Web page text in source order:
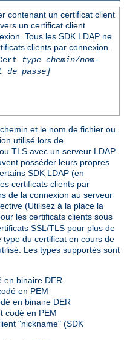
contenant un certificat client
un certificat client
Tous les SDK LDAP ne
clients par connexion.
type chemin/nom-
de passe]
et le nom de fichier ou
utilisé lors de
TLS avec un serveur LDAP.
posséder leurs propres
SDK LDAP (en
certificats clients par
de la connexion au serveur
(Utilisez à la place la
les certificats clients sous
SSL/TLS pour plus de
du certificat en cours de
Les types supportés sont
en binaire DER
en PEM
en binaire DER
codé en PEM
"nickname" (SDK